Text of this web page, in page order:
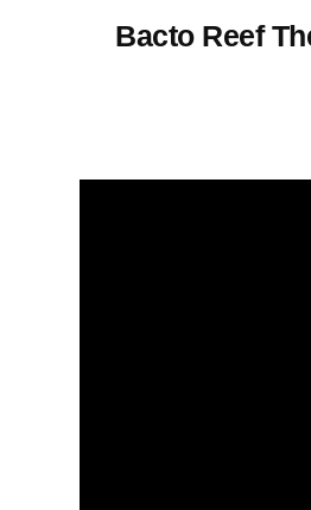
Bacto Reef